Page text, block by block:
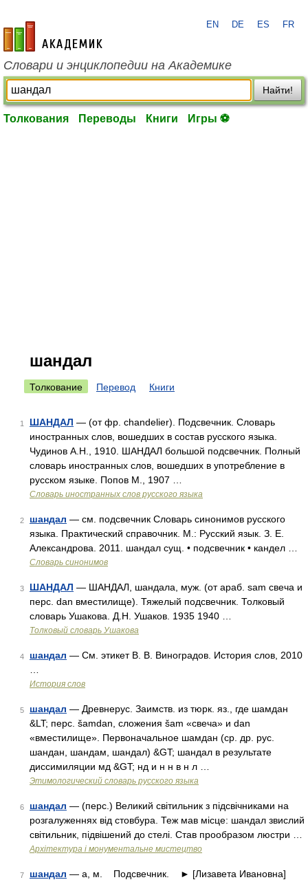
academic.ru
EN DE ES FR
Словари и энциклопедии на Академике
Найти!
Толкования Переводы Книги Игры ⚽
шандал
Толкование Перевод Книги
1 ШАНДАЛ — (от фр. chandelier). Подсвечник. Словарь
иностранных слов, вошедших в состав русского языка.
Чудинов А.Н., 1910. ШАНДАЛ большой подсвечник. Полный
словарь иностранных слов, вошедших в употребление в
русском языке. Попов М., 1907 …
Словарь иностранных слов русского языка
2 шандал — см. подсвечник Словарь синонимов русского
языка. Практический справочник. М.: Русский язык. З. Е.
Александрова. 2011. шандал сущ. • подсвечник • кандел …
Словарь синонимов
3 ШАНДАЛ — ШАНДАЛ, шандала, муж. (от араб. sam свеча и
перс. dan вместилище). Тяжелый подсвечник. Толковый
словарь Ушакова. Д.Н. Ушаков. 1935 1940 …
Толковый словарь Ушакова
4 шандал — См. этикет В. В. Виноградов. История слов, 2010
История слов
5 шандал — Древнерус. Заимств. из тюрк. яз., где шамдан
&LT; перс. šamdan, сложения šam «свеча» и dan
«вместилище». Первоначальное шамдан (ср. др. рус.
шандан, шандам, шандал) &GT; шандал в результате
диссимиляции мд &GT; нд и н н в н л …
Этимологический словарь русского языка
6 шандал — (перс.) Великий світильник з підсвічниками на
розгалуженнях від стовбура. Теж мав місце: шандал звислий
світильник, підвішений до стелі. Став прообразом люстри …
Архітектура і монументальне мистецтво
7 шандал — а, м. Подсвечник. ► [Лизавета Ивановна]